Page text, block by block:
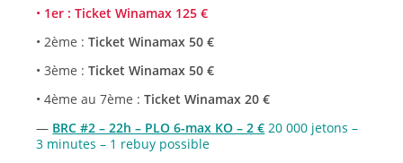
• 1er : Ticket Winamax 125 €
• 2ème :Ticket Winamax 50 €
• 3ème :Ticket Winamax 50 €
• 4ème au 7ème :Ticket Winamax 20 €
— BRC #2 – 22h – PLO 6-max KO – 2 € 20 000 jetons –
3 minutes – 1 rebuy possible